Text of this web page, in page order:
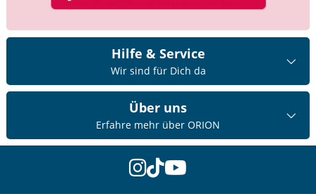
Hilfe & Service
Wir sind für Dich da
Über uns
Erfahre mehr über ORION
instagram
tiktok
youtube